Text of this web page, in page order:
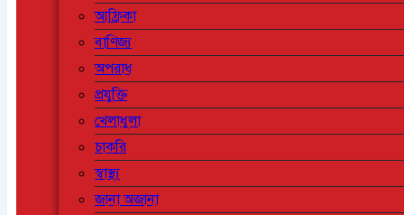
আফ্রিকা
বাণিজ্য
অপরাধ
প্রযুক্তি
খেলাধুলা
চাকরি
স্বাস্থ্য
জানা অজানা